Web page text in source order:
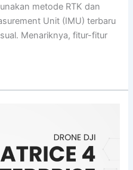
metode RTK dan
Unit (IMU) terbaru
Menariknya, fitur-fitur